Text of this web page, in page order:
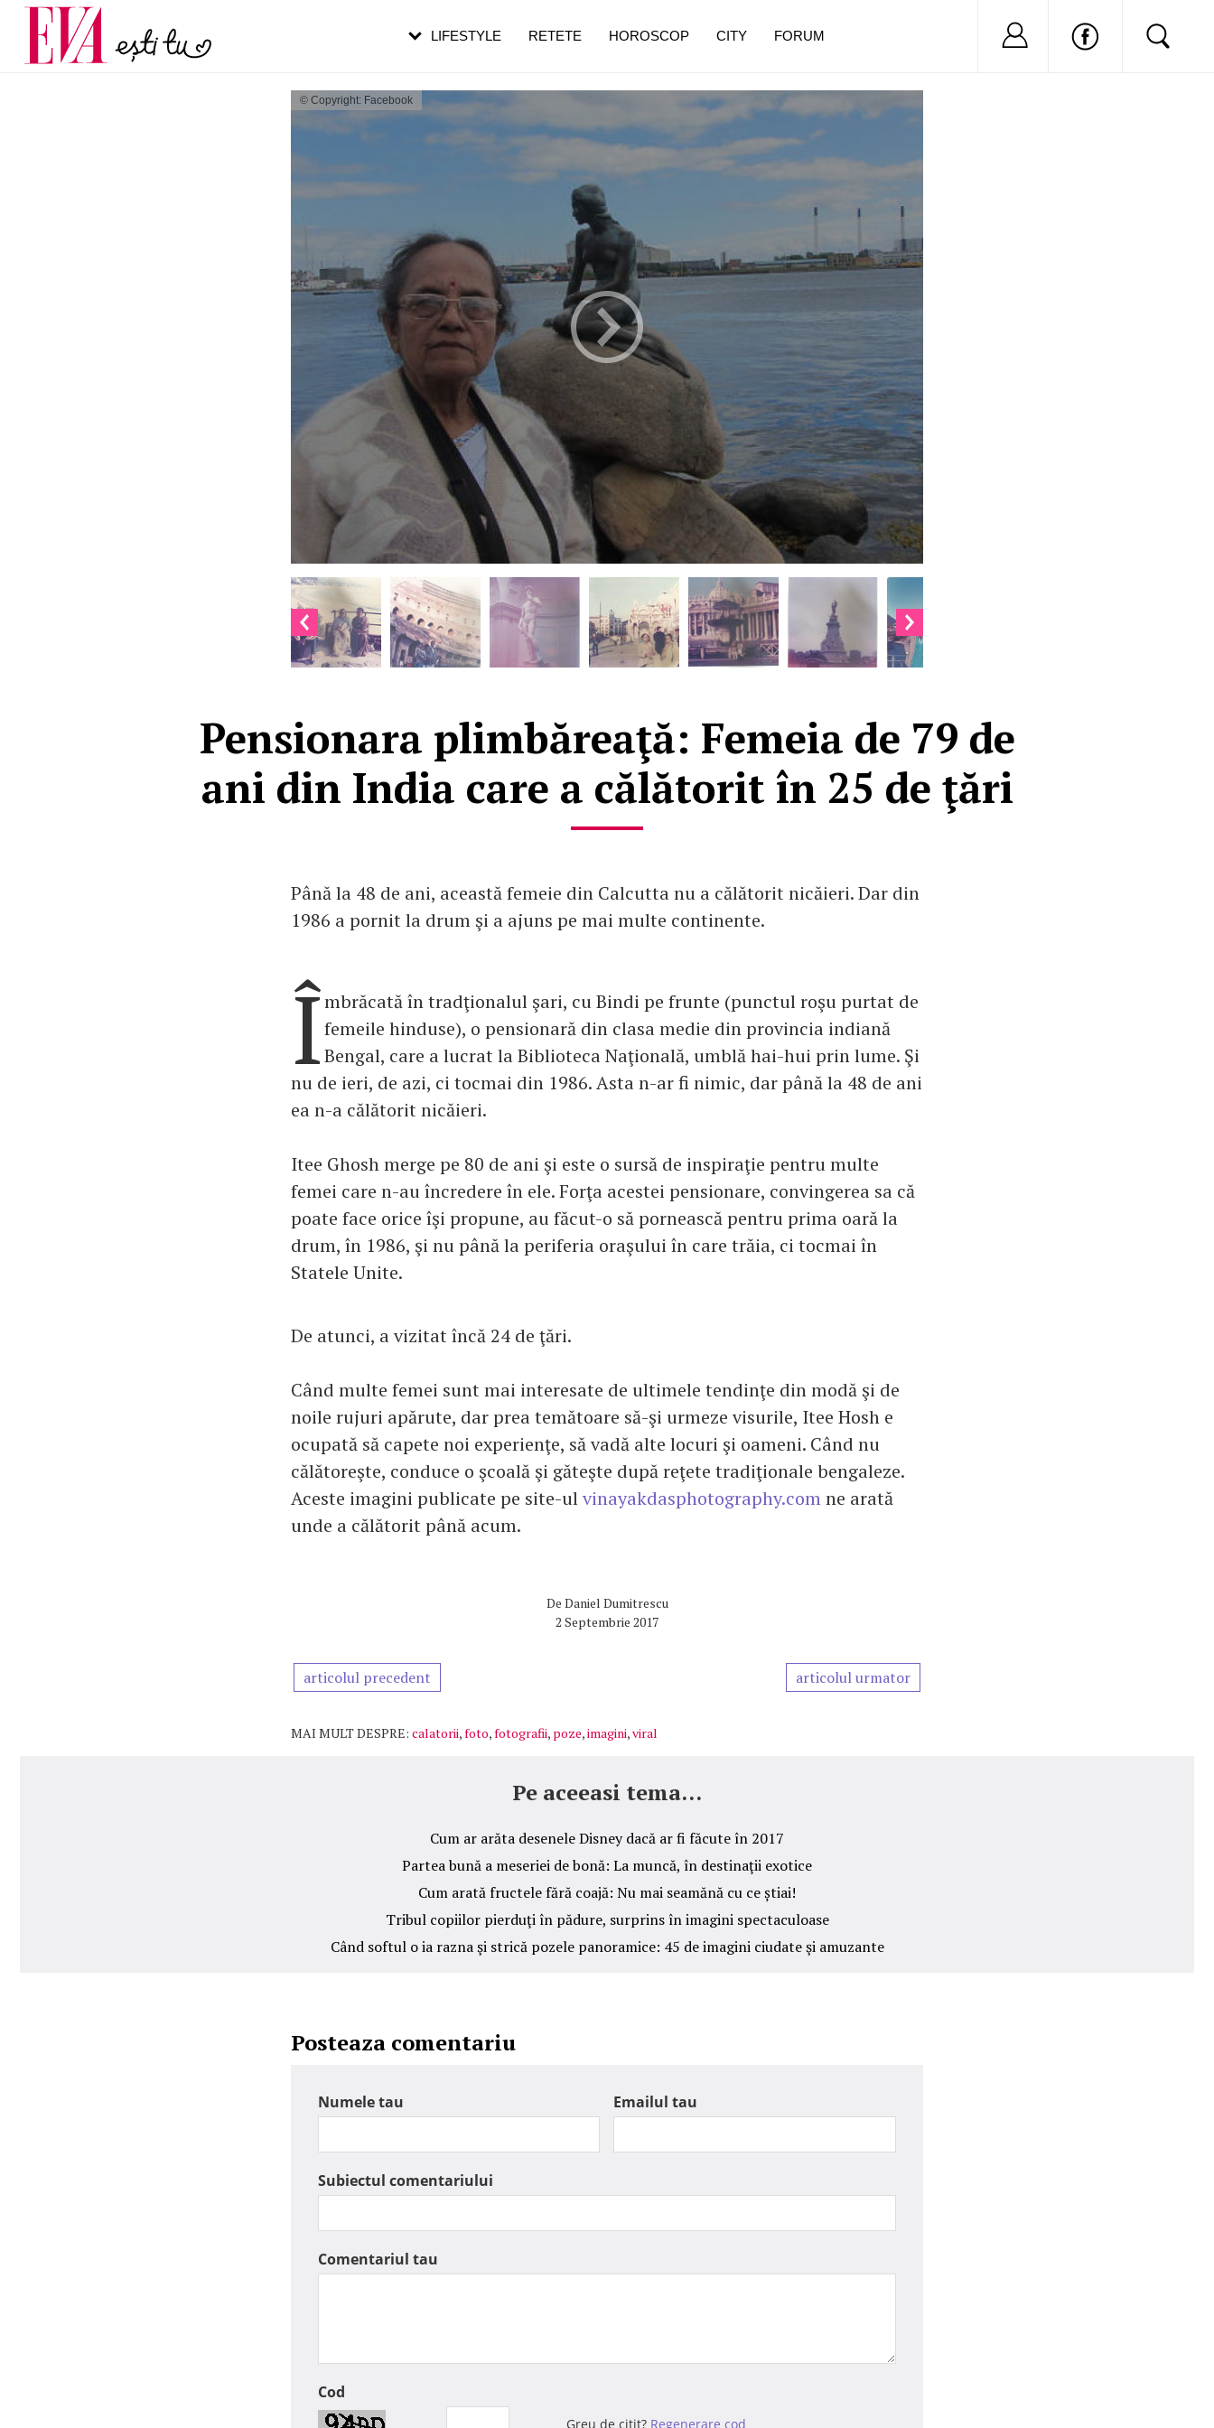
© Copyright: Facebook
Pensionara plimbăreaţă: Femeia de 79 de
ani din India care a călătorit în 25 de ţări
Până la 48 de ani, această femeie din Calcutta nu a călătorit nicăieri. Dar din
1986 a pornit la drum şi a ajuns pe mai multe continente.
Îmbrăcată în tradţionalul şari, cu Bindi pe frunte (punctul roşu purtat de
femeile hinduse), o pensionară din clasa medie din provincia indiană
Bengal, care a lucrat la Biblioteca Naţională, umblă hai-hui prin lume. Şi
nu de ieri, de azi, ci tocmai din 1986. Asta n-ar fi nimic, dar până la 48 de ani
ea n-a călătorit nicăieri.
Itee Ghosh merge pe 80 de ani şi este o sursă de inspiraţie pentru multe
femei care n-au încredere în ele. Forţa acestei pensionare, convingerea sa că
poate face orice îşi propune, au făcut-o să pornească pentru prima oară la
drum, în 1986, şi nu până la periferia oraşului în care trăia, ci tocmai în
Statele Unite.
De atunci, a vizitat încă 24 de ţări.
Când multe femei sunt mai interesate de ultimele tendinţe din modă şi de
noile rujuri apărute, dar prea temătoare să-şi urmeze visurile, Itee Hosh e
ocupată să capete noi experienţe, să vadă alte locuri şi oameni. Când nu
călătoreşte, conduce o şcoală şi găteşte după reţete tradiţionale bengaleze.
Aceste imagini publicate pe site-ulvinayakdasphotography.com ne arată
unde a călătorit până acum.
De Daniel Dumitrescu
2 Septembrie 2017
articolul precedent articolul urmator
MAI MULT DESPRE: calatorii,foto,fotografii, poze,imagini,viral
Pe aceeasi tema...
Cum ar arăta desenele Disney dacă ar fi făcute în 2017
Partea bună a meseriei de bonă: La muncă, în destinaţii exotice
Cum arată fructele fără coajă: Nu mai seamănă cu ce știai!
Tribul copiilor pierduţi în pădure, surprins în imagini spectaculoase
Când softul o ia razna şi strică pozele panoramice: 45 de imagini ciudate şi amuzante
Posteaza comentariu
Numele tau Emailul tau
Subiectul comentariului
Comentariul tau
Cod
Greu de citit? Regenerare cod
LIFESTYLE RETETE HOROSCOP CITY FORUM Nu ai cont?
Carieră
Actualitate
pe măsură ce înaintezi în vârstă
de dureroasă este investigația